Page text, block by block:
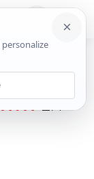
ZA